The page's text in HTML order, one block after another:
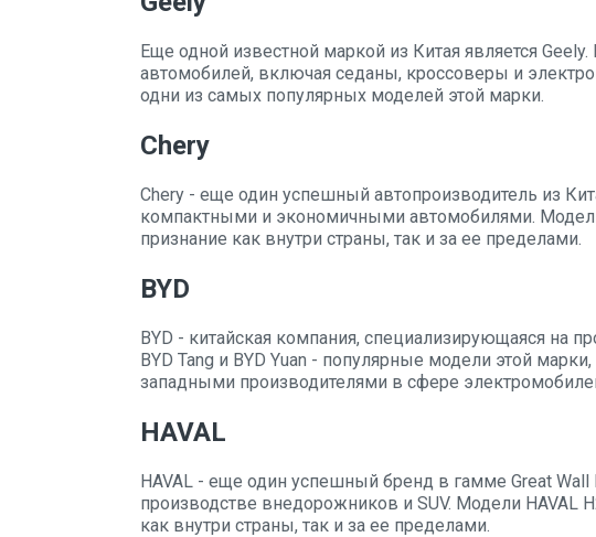
Еще одной известной маркой из Китая является
автомобилей, включая седаны, кроссоверы и
одни из самых популярных моделей этой марки.
Chery
Chery - еще один успешный автопроизводитель из
компактными и экономичными автомобилями.
признание как внутри страны, так и за ее пределами.
BYD
BYD - китайская компания, специализирующаяся на
BYD Tang и BYD Yuan - популярные модели этой
западными производителями в сфере
HAVAL
HAVAL - еще один успешный бренд в гамме Great Wall
производстве внедорожников и SUV. Модели HAVAL
как внутри страны, так и за ее пределами.